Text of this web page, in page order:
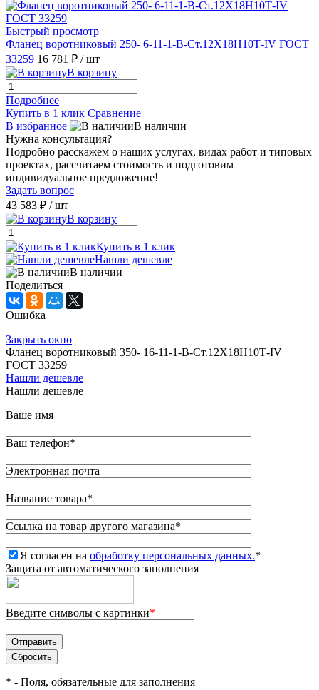
Быстрый просмотр
Фланец воротниковый 250- 6-11-1-B-Ст.12Х18Н10Т-IV ГОСТ
33259 16 781 ₽ / шт
В корзину
Подробнее
Купить в 1 клик Сравнение
В избранное
В наличии
Нужна консультация?
Подробно расскажем о наших услугах, видах работ и типовых
проектах, рассчитаем стоимость и подготовим
индивидуальное предложение!
Задать вопрос
43 583 ₽ / шт
В корзину
Купить в 1 клик
Нашли дешевле
В наличии
Поделиться
Ошибка
Закрыть окно
Фланец воротниковый 350- 16-11-1-В-Ст.12Х18Н10Т-IV
ГОСТ 33259
Нашли дешевле
Нашли дешевле
Ваше имя
Ваш телефон*
Электронная почта
Название товара*
Ссылка на товар другого магазина*
Я согласен на обработку персональных данных.*
Защита от автоматического заполнения
Введите символы с картинки*
* - Поля, обязательные для заполнения